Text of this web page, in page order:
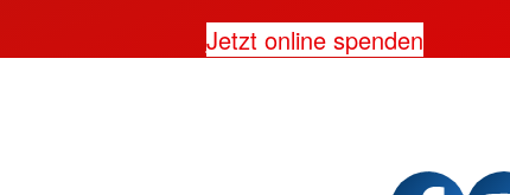
Jetzt online spenden